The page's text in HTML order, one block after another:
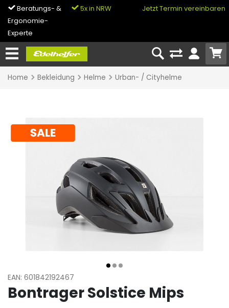
Beratungs- &
Ergonomie-
Experte
5x in NRW
0% Finanzierung
Jetzt Termin vereinbaren
Home Bekleidung Helme Urban- / Cityhelme
EAN: 601842192467
Bontrager Solstice Mips